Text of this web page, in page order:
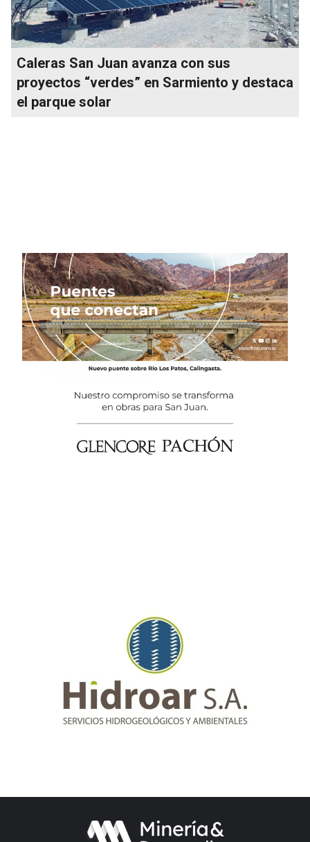
Caleras San Juan avanza con sus
proyectos “verdes” en Sarmiento y destaca
el parque solar